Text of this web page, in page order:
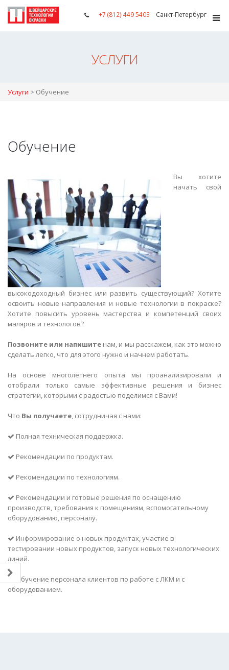
+7 (812) 449 5403 Санкт-Петербург
УСЛУГИ
Услуги > Обучение
Обучение
Вы хотите
начать свой
высокодоходный бизнес или развить существующий? Хотите
освоить новые направления и новые технологии в покраске?
Хотите повысить уровень мастерства и компетенций своих
маляров и технологов?
Позвоните или напишите нам, и мы расскажем, как это можно
сделать легко, что для этого нужно и начнем работать.
На основе многолетнего опыта мы проанализировали и
отобрали только самые эффективные решения и бизнес
стратегии, которыми с радостью поделимся с Вами!
Что Вы получаете, сотрудничая с нами:
Полная техническая поддержка.
Рекомендации по продуктам.
Рекомендации по технологиям.
Рекомендации и готовые решения по оснащению
производств, требования к помещениям, вспомогательному
оборудованию, персоналу.
Информирование о новых продуктах, участие в
тестировании новых продуктов, запуск новых технологических
линий.
Обучение персонала клиентов по работе с ЛКМ и с
оборудованием.